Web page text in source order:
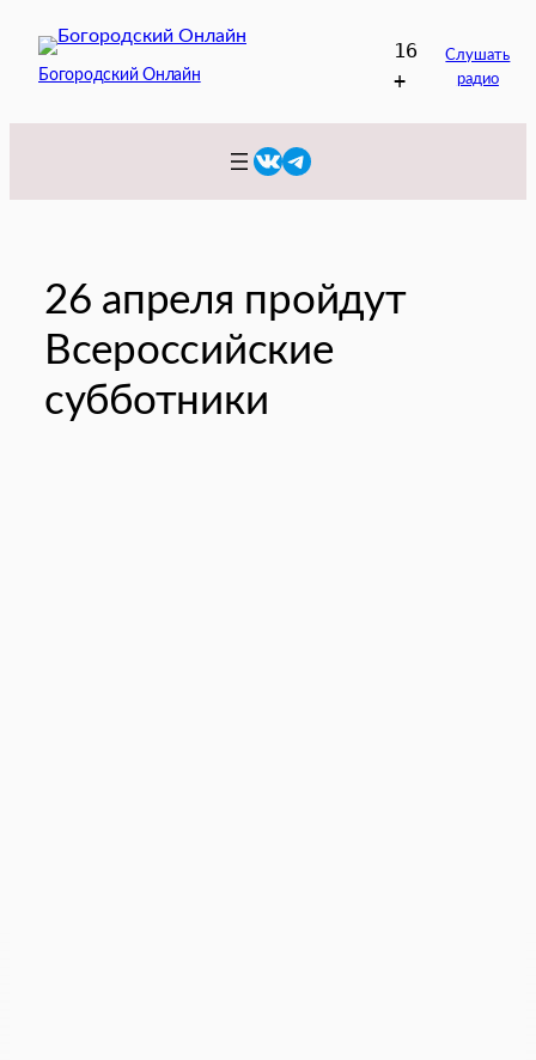
содержимому
Богородский Онлайн
16
+
Слушать
радио
VKTelegram
26 апреля пройдут
Всероссийские
субботники